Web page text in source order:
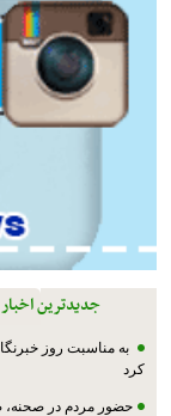
جدیدترین اخبار
به مناسبت روز
کرد
حضور مردم در صحنه،